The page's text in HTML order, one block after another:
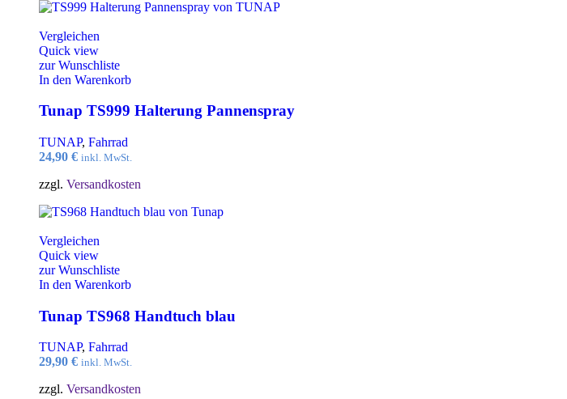
Vergleichen
Quick view
zur Wunschliste
In den Warenkorb
Tunap TS999 Halterung Pannenspray
TUNAP, Fahrrad
24,90 € inkl. MwSt.
zzgl. Versandkosten
Vergleichen
Quick view
zur Wunschliste
In den Warenkorb
Tunap TS968 Handtuch blau
TUNAP, Fahrrad
29,90 € inkl. MwSt.
zzgl. Versandkosten